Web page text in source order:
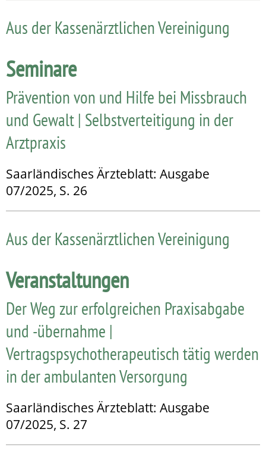
Aus der Kassenärztlichen Vereinigung
Seminare
Prävention von und Hilfe bei Missbrauch
und Gewalt | Selbstverteitigung in der
Arztpraxis
Saarländisches Ärzteblatt: Ausgabe
07/2025, S. 26
Aus der Kassenärztlichen Vereinigung
Veranstaltungen
Der Weg zur erfolgreichen Praxisabgabe
und -übernahme |
Vertragspsychotherapeutisch tätig werden
in der ambulanten Versorgung
Saarländisches Ärzteblatt: Ausgabe
07/2025, S. 27